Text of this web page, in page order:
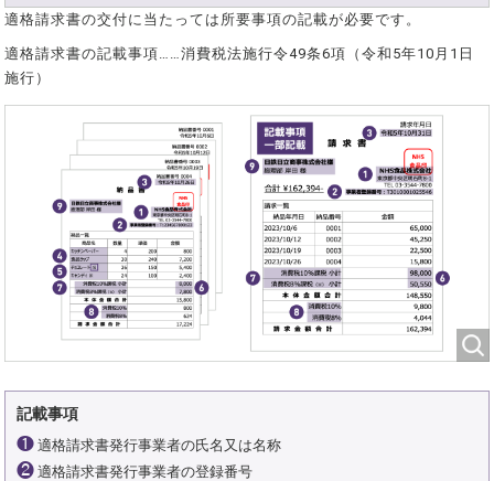
適格請求書の交付に当たっては所要事項の記載が必要です。
適格請求書の記載事項……消費税法施行令49条6項（令和5年10月1日
施行）
記載事項
❶ 適格請求書発行事業者の氏名又は名称
❷ 適格請求書発行事業者の登録番号